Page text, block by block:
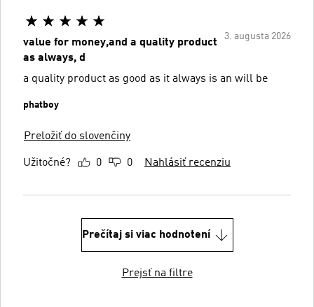
3. augusta 2026
value for money,and a quality product
as always, d
a quality product as good as it always is an will be
phatboy
Preložiť do slovenčiny
Užitočné? 0 0 Nahlásiť recenziu
Prečítaj si viac hodnotení
Prejsť na filtre